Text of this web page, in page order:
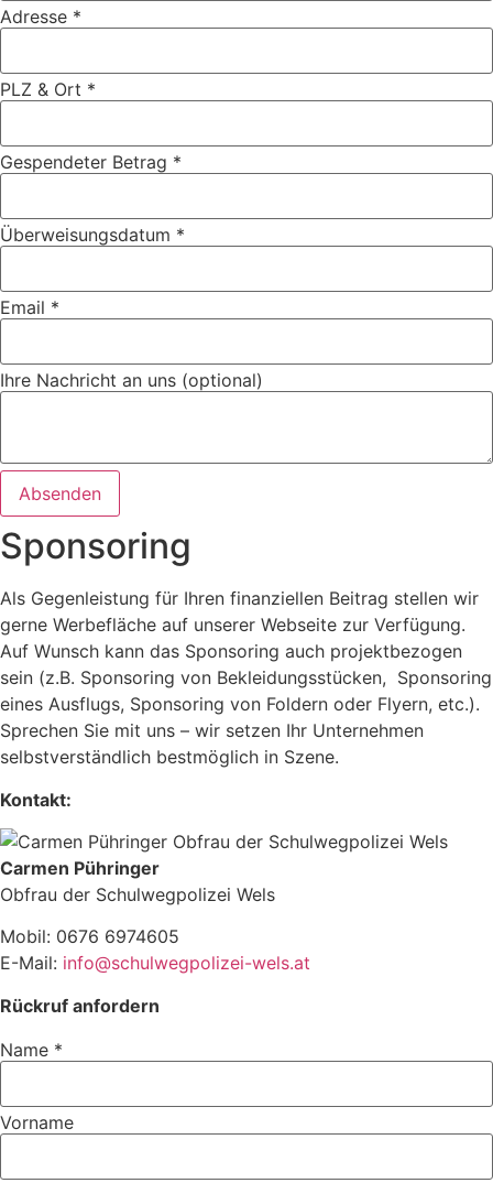
Adresse *
PLZ & Ort *
Gespendeter Betrag *
Überweisungsdatum *
Email *
Ihre Nachricht an uns (optional)
Absenden
Sponsoring
Als Gegenleistung für Ihren finanziellen Beitrag stellen wir
gerne Werbefläche auf unserer Webseite zur Verfügung.
Auf Wunsch kann das Sponsoring auch projektbezogen
sein (z.B. Sponsoring von Bekleidungsstücken, Sponsoring
eines Ausflugs, Sponsoring von Foldern oder Flyern, etc.).
Sprechen Sie mit uns – wir setzen Ihr Unternehmen
selbstverständlich bestmöglich in Szene.
Kontakt:
Carmen Pühringer
Obfrau der Schulwegpolizei Wels
Mobil: 0676 6974605
E-Mail: info@schulwegpolizei-wels.at
Rückruf anfordern
Name *
Vorname